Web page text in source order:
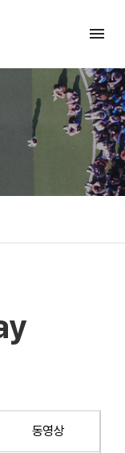
menu
동영상